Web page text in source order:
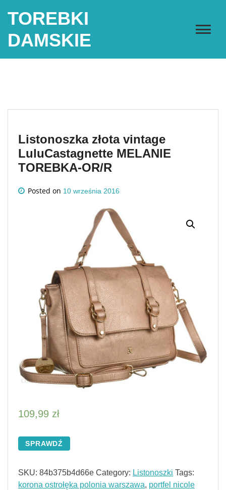
TOREBKI
DAMSKIE
Listonoszka złota vintage
LuluCastagnette MELANIE
TOREBKA-OR/R
Posted on 10 września 2016
109,99 zł
SPRAWDŹ
SKU: 84b375b4d66e Category: Listonoszki Tags:
korona ostrołęka polonia warszawa, portfel nicole